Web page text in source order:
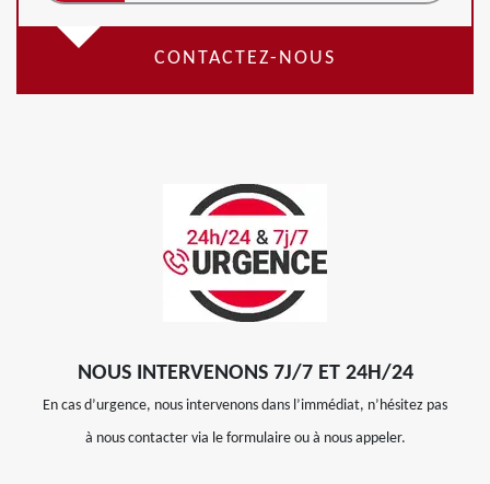
CONTACTEZ-NOUS
NOUS INTERVENONS 7J/7 ET 24H/24
En cas d’urgence, nous intervenons dans l’immédiat, n’hésitez pas
à nous contacter via le formulaire ou à nous appeler.